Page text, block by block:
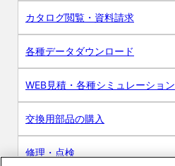
カタログ閲覧・資料請求
各種データダウンロード
WEB見積・各種シミュレーション
交換用部品の購入
修理・点検